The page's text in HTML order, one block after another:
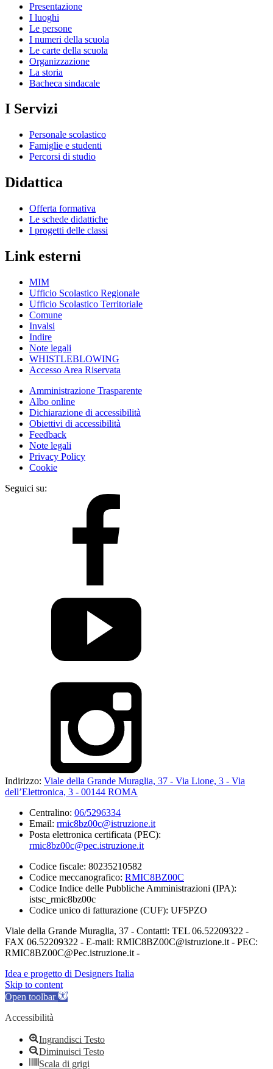
Presentazione
I luoghi
Le persone
I numeri della scuola
Le carte della scuola
Organizzazione
La storia
Bacheca sindacale
I Servizi
Personale scolastico
Famiglie e studenti
Percorsi di studio
Didattica
Offerta formativa
Le schede didattiche
I progetti delle classi
Link esterni
MIM
Ufficio Scolastico Regionale
Ufficio Scolastico Territoriale
Comune
Invalsi
Indire
Note legali
WHISTLEBLOWING
Accesso Area Riservata
Amministrazione Trasparente
Albo online
Dichiarazione di accessibilità
Obiettivi di accessibilità
Feedback
Note legali
Privacy Policy
Cookie
Seguici su:
Indirizzo: Viale della Grande Muraglia, 37 - Via Lione, 3 - Via
dell’Elettronica, 3 - 00144 ROMA
Centralino: 06/5296334
Email: rmic8bz00c@istruzione.it
Posta elettronica certificata (PEC):
rmic8bz00c@pec.istruzione.it
Codice fiscale: 80235210582
Codice meccanografico: RMIC8BZ00C
Codice Indice delle Pubbliche Amministrazioni (IPA):
istsc_rmic8bz00c
Codice unico di fatturazione (CUF): UF5PZO
Viale della Grande Muraglia, 37 - Contatti: TEL 06.52209322 -
FAX 06.52209322 - E-mail: RMIC8BZ00C@istruzione.it - PEC:
RMIC8BZ00C@Pec.istruzione.it -
Idea e progetto di Designers Italia
Skip to content
Open toolbar
Accessibilità
Ingrandisci Testo
Diminuisci Testo
Scala di grigi